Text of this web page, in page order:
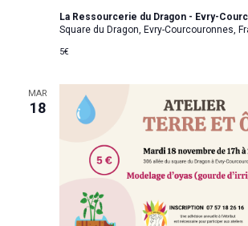
La Ressourcerie du Dragon - Evry-
Square du Dragon, Evry-Courcouronnes,
5€
MAR
18